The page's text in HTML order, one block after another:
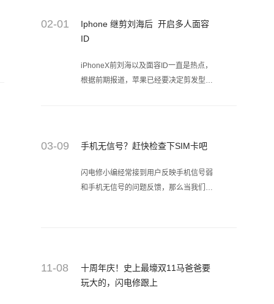
02-01
Iphone 继剪刘海后 开启多人面容
ID
iPhoneX前刘海以及面容ID一直是热点，
根据前期报道，苹果已经要决定剪发型，
03-09 手机无信号？赶快检查下SIM卡吧
闪电修小编经常接到用户反映手机信号弱
和手机无信号的问题反馈，那么当我们手
11-08
十周年庆！史上最壕双11马爸爸要
玩大的，闪电修跟上